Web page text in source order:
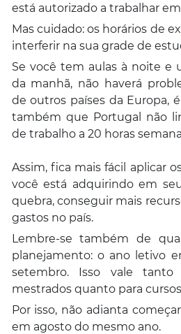
está autorizado a trabalhar
Mas cuidado: os horários de
interferir na sua grade de
Se você tem aulas à noite e
da manhã, não haverá
de outros países da Europa,
também que Portugal não
de trabalho a 20 horas
Assim, fica mais fácil aplicar
você está adquirindo em
quebra, conseguir mais
gastos no país.
Lembre-se também de
planejamento: o ano letivo
setembro. Isso vale tanto
mestrados quanto para
Por isso, não adianta
em agosto do mesmo ano.